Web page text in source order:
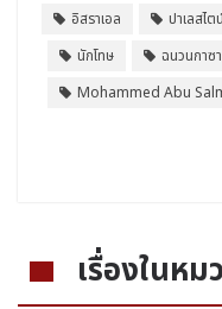
อิสราเอล ปาเลสไต
นักโทษ
ฉนวนกาซา
Mohammed Abu
เรื่องในห